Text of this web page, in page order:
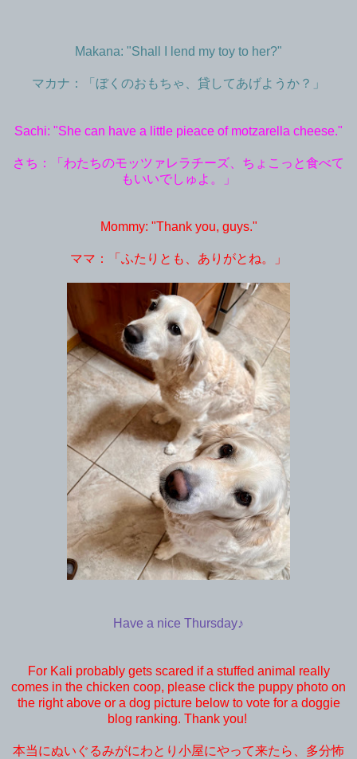
Makana: "Shall I lend my toy to her?"
マカナ：「ぼくのおもちゃ、貸してあげようか？」
Sachi: "She can have a little pieace of motzarella cheese."
さち：「わたちのモッツァレラチーズ、ちょこっと食べて
もいいでしゅよ。」
Mommy: "Thank you, guys."
ママ：「ふたりとも、ありがとね。」
Have a nice Thursday♪
For Kali probably gets scared if a stuffed animal really
comes in the chicken coop, please click the puppy photo on
the right above or a dog picture below to vote for a doggie
blog ranking. Thank you!
本当にぬいぐるみがにわとり小屋にやって来たら、多分怖